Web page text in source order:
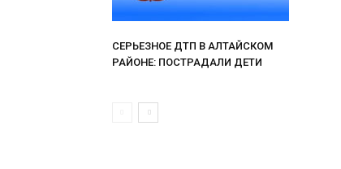
СЕРЬЕЗНОЕ ДТП В АЛТАЙСКОМ
РАЙОНЕ: ПОСТРАДАЛИ ДЕТИ